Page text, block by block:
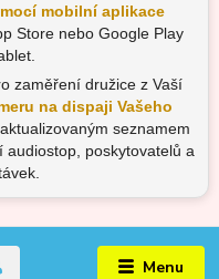
mobilní aplikace
Store nebo Google Play
zaměření družice z Vaší
na dispaji Vašeho
seznamem
poskytovatelů a
Menu